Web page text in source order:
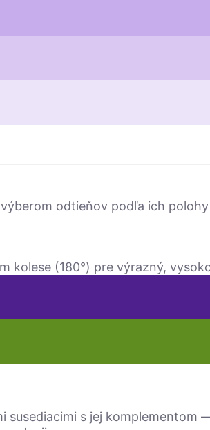
odtieňov podľa ich
kolese (180°) pre výrazný,
susediacimi s jej